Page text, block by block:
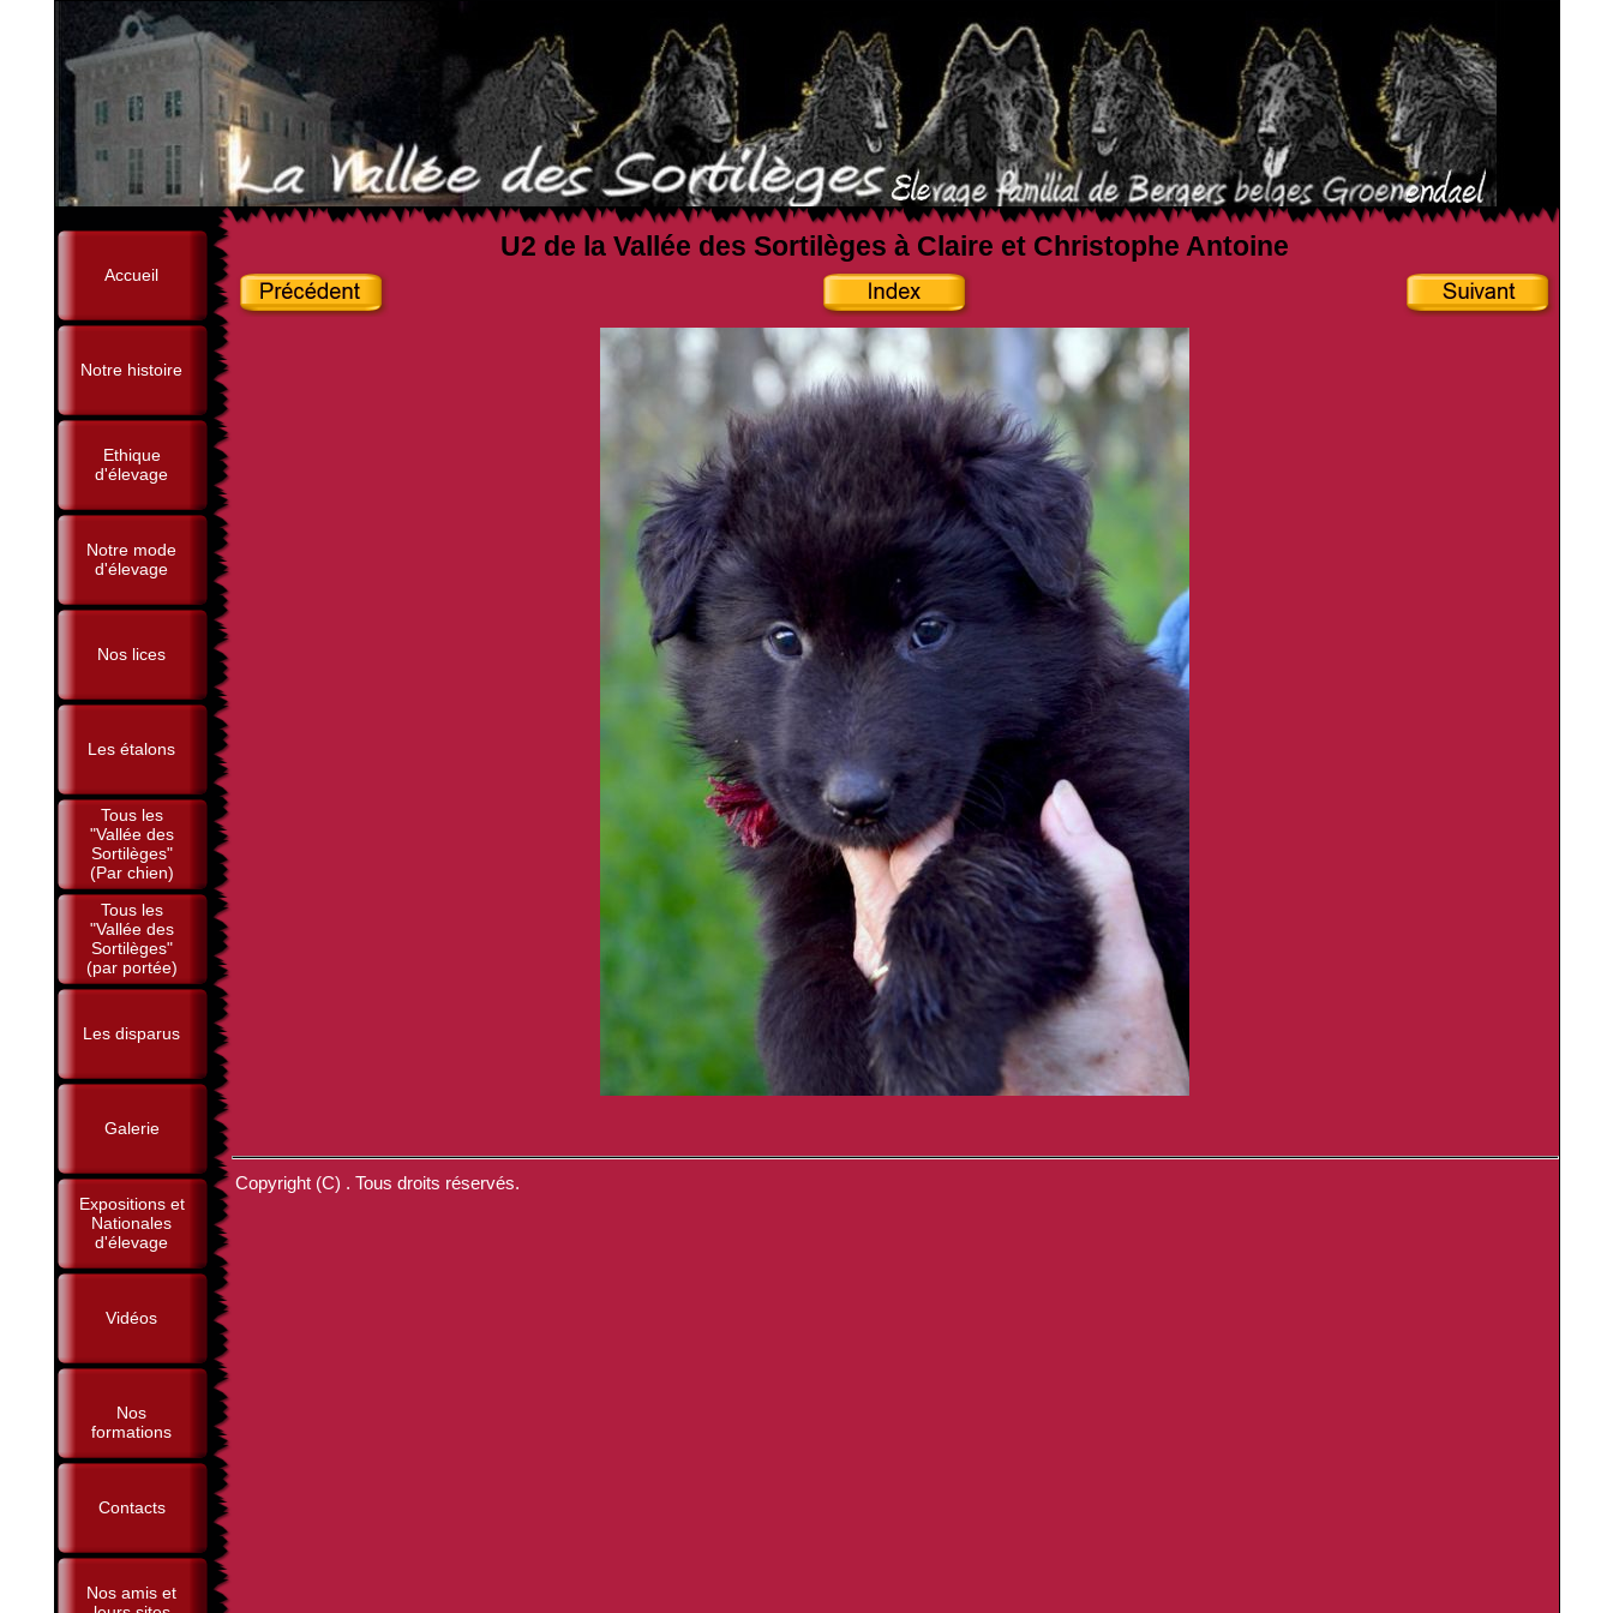
Accueil
Notre histoire
Ethique
d'élevage
Notre mode
d'élevage
Nos lices
Les étalons
Tous les
"Vallée des
Sortilèges"
(Par chien)
Tous les
"Vallée des
Sortilèges"
(par portée)
Les disparus
Galerie
Expositions et
Nationales
d'élevage
Vidéos
Nos
formations
Contacts
Nos amis et
U2 de la Vallée des Sortilèges à Claire et Christophe Antoine
Copyright (C) . Tous droits réservés.